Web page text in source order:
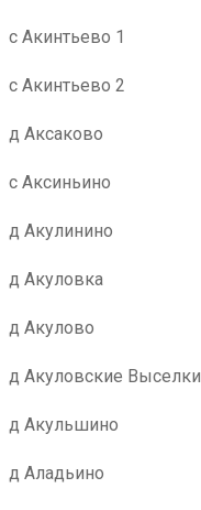
с Акинтьево 1
с Акинтьево 2
д Аксаково
с Аксиньино
д Акулинино
д Акуловка
д Акулово
д Акуловские Выселки
д Акульшино
д Аладьино